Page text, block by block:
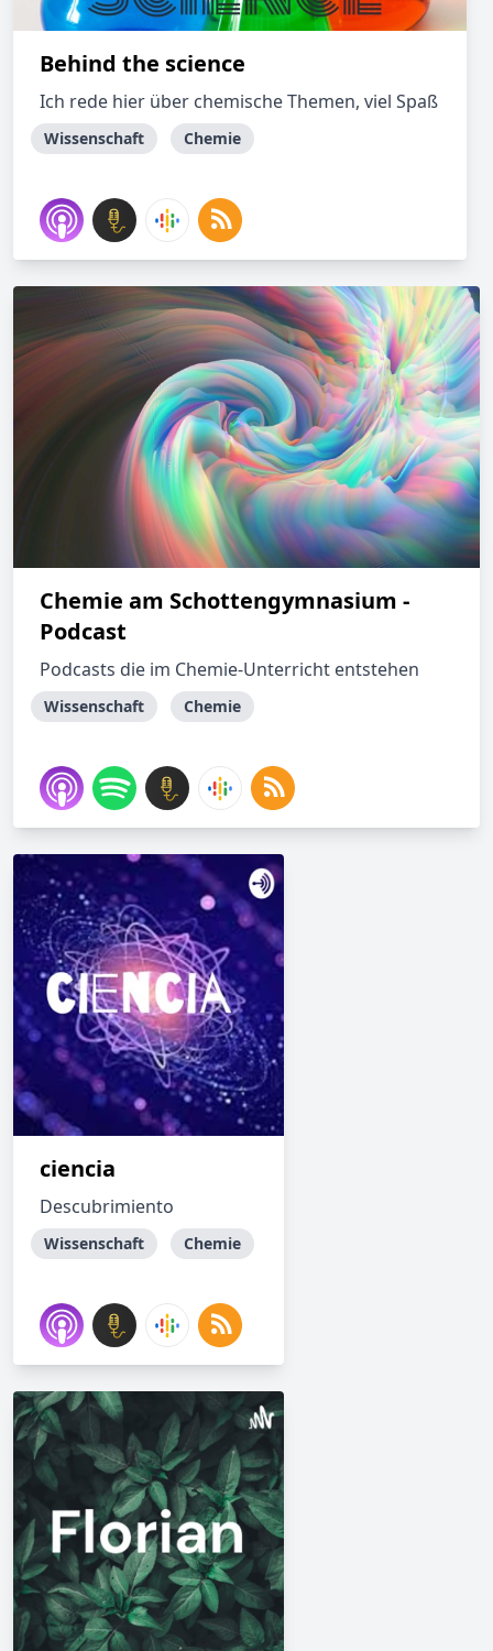
Behind the science
Ich rede hier über chemische Themen, viel Spaß
Wissenschaft Chemie
Chemie am Schottengymnasium -
Podcast
Podcasts die im Chemie-Unterricht entstehen
Wissenschaft Chemie
ciencia
Descubrimiento
Wissenschaft Chemie